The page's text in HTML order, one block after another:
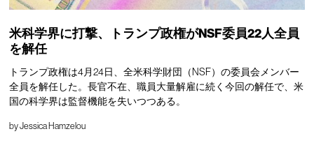
米科学界に打撃、トランプ政権がNSF委員22人全員
を解任
トランプ政権は4月24日、全米科学財団（NSF）の委員会メンバー
全員を解任した。長官不在、職員大量解雇に続く今回の解任で、米
国の科学界は監督機能を失いつつある。
byJessica Hamzelou